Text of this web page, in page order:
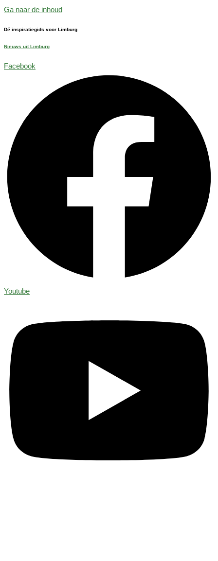
Ga naar de inhoud
Dé inspiratiegids voor Limburg
Nieuws uit Limburg
Facebook
Youtube